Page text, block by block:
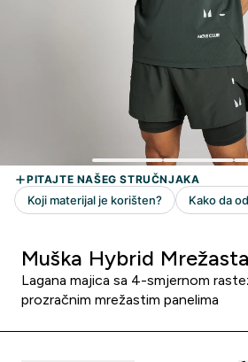
Muška Hybrid
Lagana majica sa 4-smjernom
prozračnim mrežastim panelima